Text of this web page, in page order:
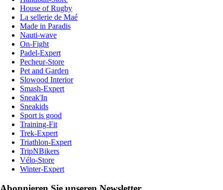
House of Rugby
La sellerie de Maé
Made in Paradis
Nauti-wave
On-Fight
Padel-Expert
Pecheur-Store
Pet and Garden
Slowood Interior
Smash-Expert
Sneak'In
Sneakids
Sport is good
Training-Fit
Trek-Expert
Triathlon-Expert
TripNBikers
Vélo-Store
Winter-Expert